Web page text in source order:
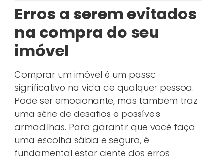
Erros a serem evitados
na compra do seu
imóvel
Comprar um imóvel é um passo
significativo na vida de qualquer pessoa.
Pode ser emocionante, mas também traz
uma série de desafios e possíveis
armadilhas. Para garantir que você faça
uma escolha sábia e segura, é
fundamental estar ciente dos erros